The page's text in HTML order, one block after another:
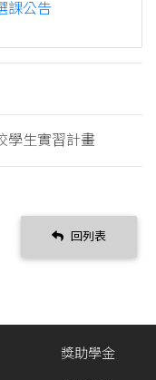
課公告
學生實習計畫
回列表
獎助學金